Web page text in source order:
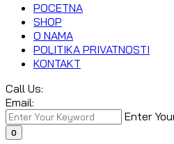
POCETNA
SHOP
O NAMA
POLITIKA PRIVATNOSTI
KONTAKT
Call Us:
Email:
Enter
0